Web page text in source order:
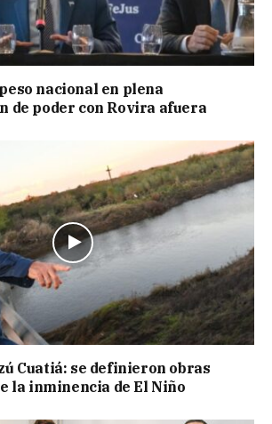
nacional en plena
de poder con Rovira afuera
Cuatiá: se definieron obras
la inminencia de El Niño